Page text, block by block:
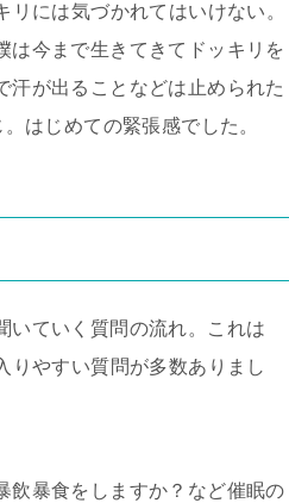
には気づかれてはいけない。
は今まで生きてきてドッキリを
汗が出ることなどは止められた
はじめての緊張感でした。
いていく質問の流れ。これは
りやすい質問が多数ありまし
飲暴食をしますか？など催眠の